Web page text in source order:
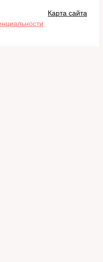
Карта сайта